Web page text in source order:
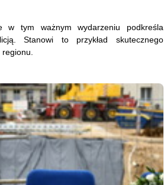
w tym ważnym wydarzeniu podkreśla
Stanowi to przykład skutecznego